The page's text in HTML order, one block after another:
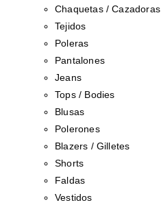
Chaquetas / Cazadoras
Tejidos
Poleras
Pantalones
Jeans
Tops / Bodies
Blusas
Polerones
Blazers / Gilletes
Shorts
Faldas
Vestidos